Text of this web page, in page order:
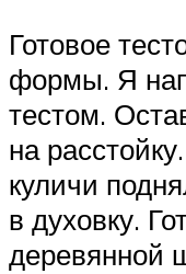
Готовое
формы. Я
тестом.
на
куличи
в духовку.
деревянной